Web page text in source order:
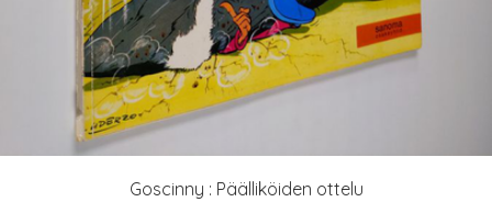
Goscinny : Päälliköiden ottelu